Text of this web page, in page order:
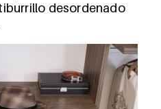
desordenado